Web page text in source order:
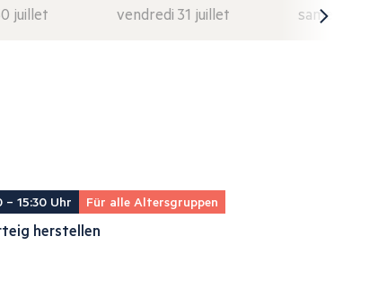
juillet vendredi 31 juillet samedi 1 août
– 15:30 Uhr Für alle Altersgruppen
herstellen